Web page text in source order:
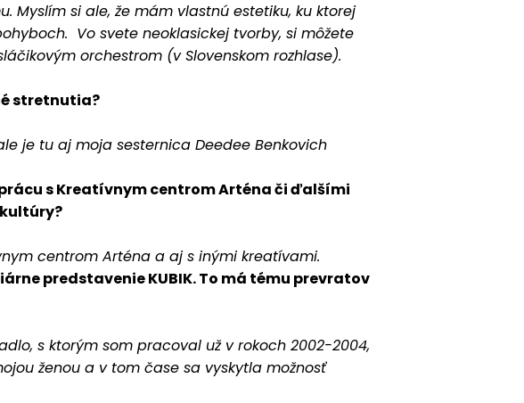
Myslím si ale, že mám vlastnú estetiku, ku ktorej
Vo svete neoklasickej tvorby, si môžete
orchestrom (v Slovenskom rozhlase).
stretnutia?
je tu aj moja sesternica Deedee Benkovich
s Kreatívnym centrom Arténa či ďalšími
centrom Arténa a aj s inými kreatívami.
predstavenie KUBIK. To má tému prevratov
s ktorým som pracoval už v rokoch 2002-2004,
ženou a v tom čase sa vyskytla možnosť